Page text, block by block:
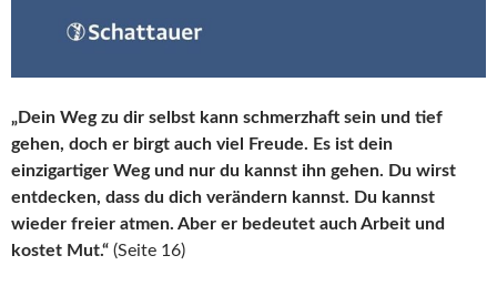
„Dein Weg zu dir selbst kann schmerzhaft sein und tief
gehen, doch er birgt auch viel Freude. Es ist dein
einzigartiger Weg und nur du kannst ihn gehen. Du wirst
entdecken, dass du dich verändern kannst. Du kannst
wieder freier atmen. Aber er bedeutet auch Arbeit und
kostet Mut.“ (Seite 16)